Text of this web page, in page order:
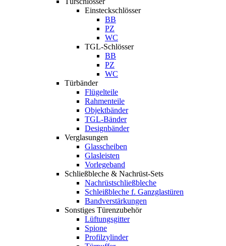
Einsteckschlösser
BB
PZ
WC
TGL-Schlösser
BB
PZ
WC
Türbänder
Flügelteile
Rahmenteile
Objektbänder
TGL-Bänder
Designbänder
Verglasungen
Glasscheiben
Glasleisten
Vorlegeband
Schließbleche & Nachrüst-Sets
Nachrüstschließbleche
Schleißbleche f. Ganzglastüren
Bandverstärkungen
Sonstiges Türenzubehör
Lüftungsgitter
Spione
Profilzylinder